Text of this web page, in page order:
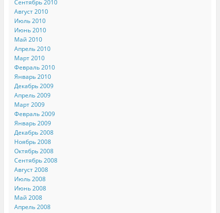
Сентябрь 2010
Август 2010
Июль 2010
Июнь 2010
Май 2010
Апрель 2010
Март 2010
Февраль 2010
Январь 2010
Декабрь 2009
Апрель 2009
Март 2009
Февраль 2009
Январь 2009
Декабрь 2008
Ноябрь 2008
Октябрь 2008
Сентябрь 2008
Август 2008
Июль 2008
Июнь 2008
Май 2008
Апрель 2008